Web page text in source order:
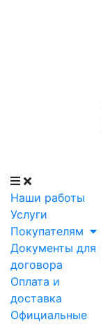
Наши работы
Услуги
Покупателям
Документы для
договора
Оплата и
доставка
Официальные